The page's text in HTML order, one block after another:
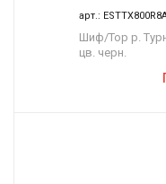
арт.:
Шиф/Тор р.
цв. черн.